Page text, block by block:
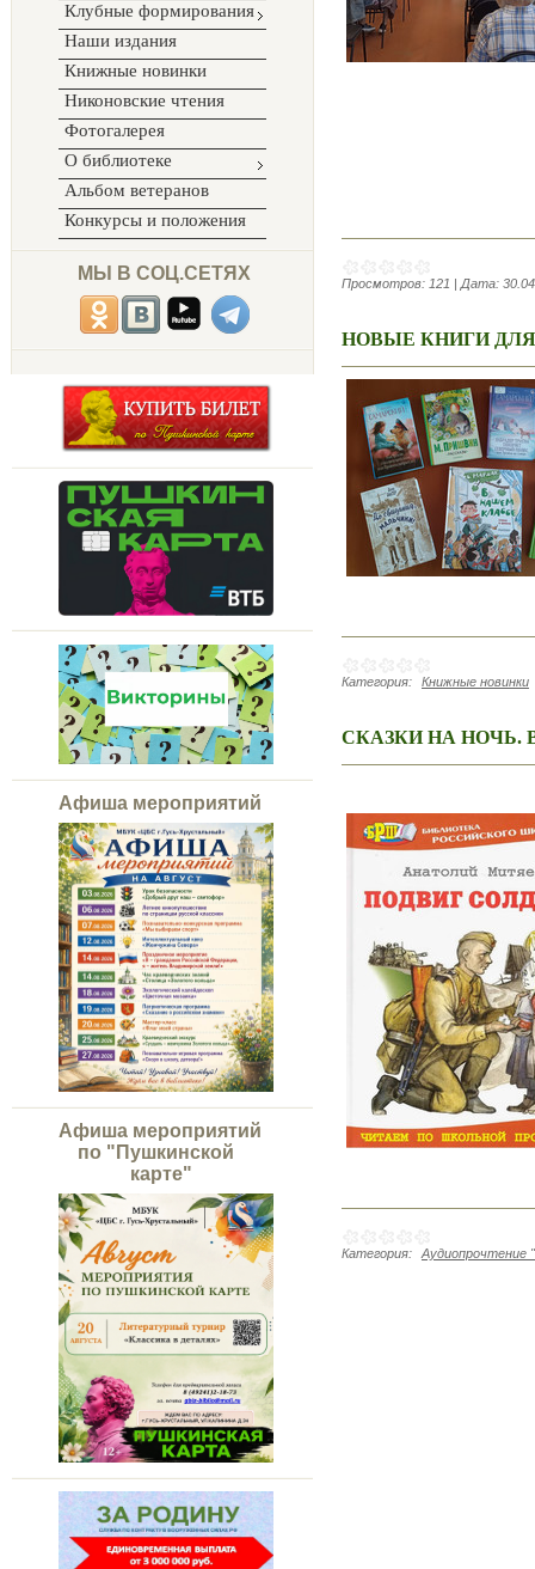
Клубные формирования
Наши издания
Книжные новинки
Никоновские чтения
Фотогалерея
О библиотеке
Альбом ветеранов
Конкурсы и положения
МЫ В СОЦ.СЕТЯХ
Афиша мероприятий
Афиша мероприятий
по "Пушкинской
карте"
Просмотров: 121 | Дата:
НОВЫЕ КНИГИ
Категория: Книжные новинки
СКАЗКИ НА НОЧЬ.
Категория: Аудиопрочтение